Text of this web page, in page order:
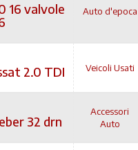
16 valvole
Auto d'epoca
2.0 TDI Veicoli Usati
32 drn
Accessori
Auto